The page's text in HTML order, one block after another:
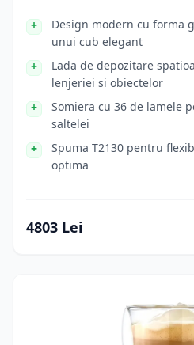
Design modern cu forma
unui cub elegant
Lada de depozitare
lenjeriei si obiectelor
Somiera cu 36 de lamele
saltelei
Spuma T2130 pentru
optima
4803 Lei